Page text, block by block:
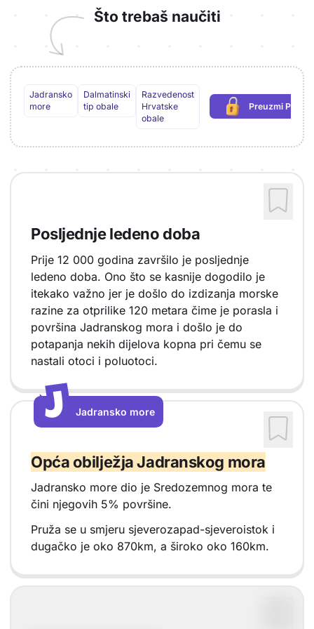
Što trebaš naučiti
Jadransko
more
Dalmatinski
tip obale
Razvedenost
Hrvatske
obale
Preuzmi PDF
(potrebna
Posljednje ledeno doba
Prije 12 000 godina završilo je posljednje
ledeno doba. Ono što se kasnije dogodilo je
itekako važno jer je došlo do izdizanja morske
razine za otprilike 120 metara čime je porasla i
površina Jadranskog mora i došlo je do
potapanja nekih dijelova kopna pri čemu se
nastali otoci i poluotoci.
J
J
Jadransko more
Opća obilježja Jadranskog mora
Jadransko more dio je Sredozemnog mora te
čini njegovih 5% površine.
Pruža se u smjeru sjeverozapad-sjeveroistok i
dugačko je oko 870km, a široko oko 160km.